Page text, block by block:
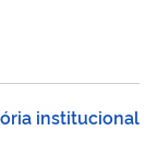
institucional